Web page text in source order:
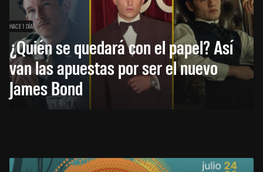
HACE 1 DÍA
¿Quién se quedará con el papel? Así
van las apuestas por ser el nuevo
James Bond